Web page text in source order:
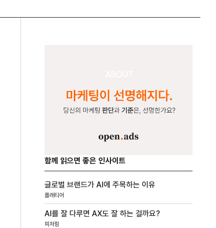
함께 읽으면 좋은 인사이트
글로벌 브랜드가 AI에 주목하는 이유
플래티어
AI를 잘 다루면 AX도 잘 하는 걸까요?
피처링